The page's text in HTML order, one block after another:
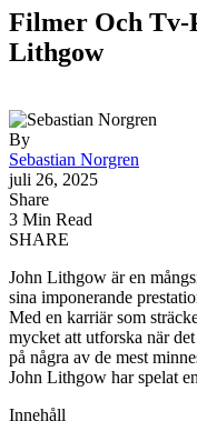
Filmer Och Tv-
Lithgow
By
Sebastian Norgren
juli 26, 2025
Share
3 Min Read
SHARE
John Lithgow är en
sina imponerande
Med en karriär som
mycket att utforska när
på några av de mest
John Lithgow har spelat
Innehåll